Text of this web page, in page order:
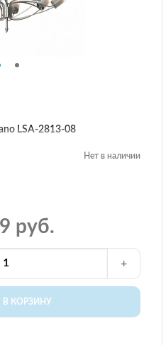
LSA-2813-08
Нет в наличии
руб.
В КОРЗИНУ
+